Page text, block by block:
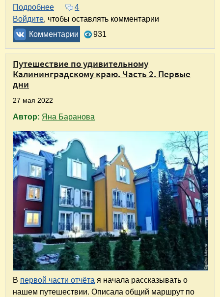
Подробнее о Путешествие по удивительному
4
Войдите, чтобы оставлять комментарии
Комментарии
931
Путешествие по удивительному
Калининградскому краю. Часть 2. Первые
дни
27 мая 2022
Автор: Яна Баранова
В первой части отчёта я начала рассказывать о
нашем путешествии. Описала общий маршрут по